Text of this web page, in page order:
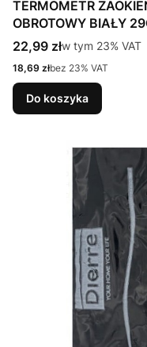
TERMOMETR
OBROTOWY BIAŁY
Cena brutto
22,99 złw tym %s VAT
w tym 23% VAT
Cena netto
18,69 złbez 23% VAT
Do koszyka